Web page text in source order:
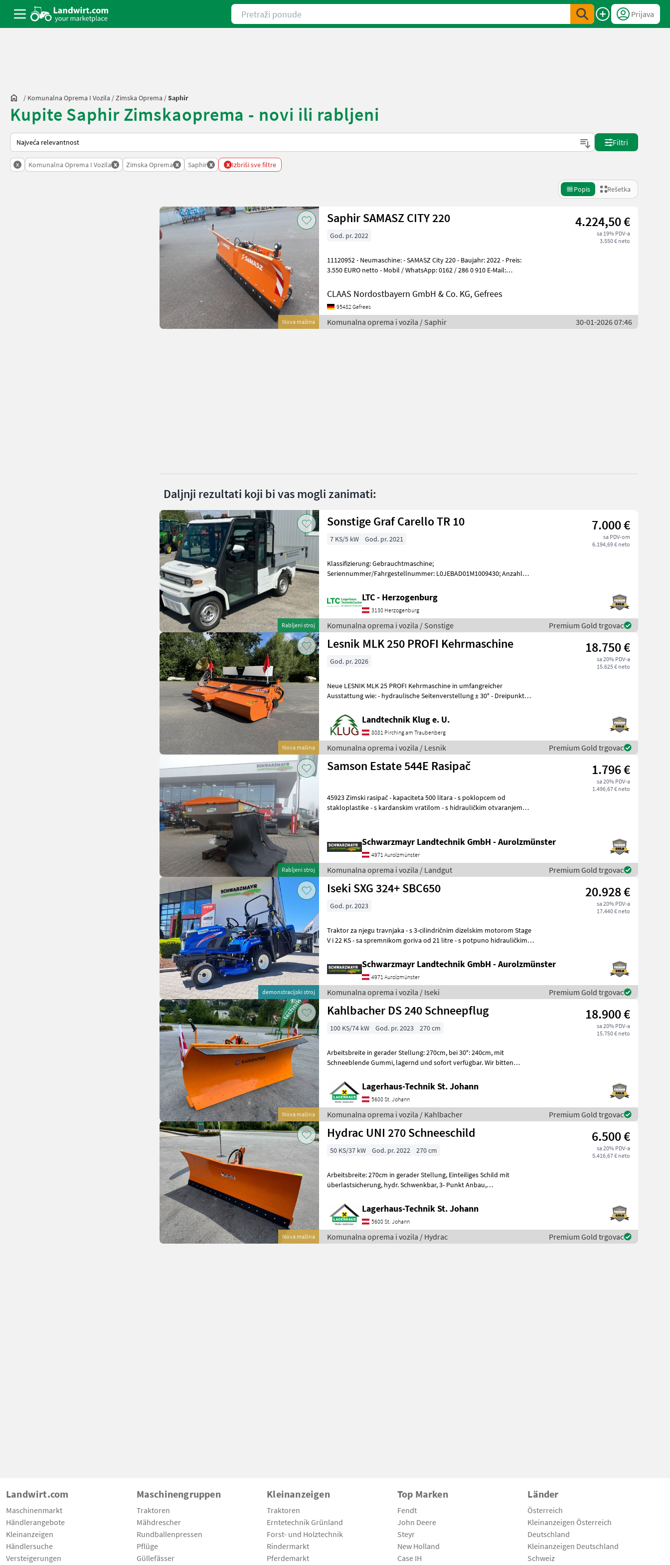
Pretraži ponude
Prijava
/ Komunalna Oprema I Vozila /Zimska Oprema /Saphir
Kupite Saphir Zimskaoprema - novi ili rabljeni
Tako se sortira na Landwirt.com
Filtri
x Komunalna Oprema I Vozila x Zimska Oprema x Saphir x x Izbriši sve filtre
Popis Rešetka
Nova mašina
Saphir SAMASZ CITY 220 4.224,50 €
sa 19% PDV-a
3.550 € neto
God. pr. 2022
11120952 - Neumaschine: - SAMASZ City 220 - Baujahr: 2022 - Preis:
3.550 EURO netto - Mobil / WhatsApp: 0162 / 286 0 910 E-Mail:
CLAAS Nordostbayern GmbH & Co. KG, Gefrees
95482 Gefrees
Komunalna oprema i vozila / Saphir 30-01-2026 07:46
Daljnji rezultati koji bi vas mogli zanimati:
Rabljeni stroj
Sonstige Graf Carello TR 10 7.000 €
sa PDV-om
6.194,69 € neto
7 KS/5 kW God. pr. 2021
Klassifizierung: Gebrauchtmaschine;
Seriennummer/Fahrgestellnummer: L0JEBAD01M1009430; Anzahl
StraßenzulaLTC - Herzogenburg
3130 Herzogenburg
Komunalna oprema i vozila / Sonstige Premium Gold trgovac
Nova mašina
Lesnik MLK 250 PROFI Kehrmaschine 18.750 €
sa 20% PDV-a
15.625 € neto
God. pr. 2026
Neue LESNIK MLK 25 PROFI Kehrmaschine in umfangreicher
Ausstattung wie: - hydraulische Seitenverstellung ± 30° - Dreipunkt
Landtechnik Klug e. U.
8081 Pirching am Traubenberg
Komunalna oprema i vozila / Lesnik Premium Gold trgovac
Rabljeni stroj
Samson Estate 544E Rasipač 1.796 €
sa 20% PDV-a
1.496,67 € neto
45923 Zimski rasipač - kapaciteta 500 litara - s poklopcem od
stakloplastike - s kardanskim vratilom - s hidrauličkim otvaranjem
Schwarzmayr Landtechnik GmbH - Aurolzmünster
4971 Aurolzmünster
Komunalna oprema i vozila / Landgut Premium Gold trgovac
demonstracijski stroj
Iseki SXG 324+ SBC650 20.928 €
sa 20% PDV-a
17.440 € neto
God. pr. 2023
Traktor za njegu travnjaka - s 3-cilindričnim dizelskim motorom Stage
V i 22 KS - sa spremnikom goriva od 21 litre - s potpuno hidrauličkim
Schwarzmayr Landtechnik GmbH - Aurolzmünster
4971 Aurolzmünster
Komunalna oprema i vozila / Iseki Premium Gold trgovac
Nova mašina
Kahlbacher DS 240 Schneepflug 18.900 €
sa 20% PDV-a
15.750 € neto
100 KS/74 kW God. pr. 2023 270 cm
Arbeitsbreite in gerader Stellung: 270cm, bei 30°: 240cm, mit
Schneeblende Gummi, lagernd und sofort verfügbar. Wir bitten
Lagerhaus-Technik St. Johann
5600 St. Johann
Komunalna oprema i vozila / Kahlbacher Premium Gold trgovac
Nova mašina
Hydrac UNI 270 Schneeschild 6.500 €
sa 20% PDV-a
5.416,67 € neto
50 KS/37 kW God. pr. 2022 270 cm
Arbeitsbreite: 270cm in gerader Stellung, Einteiliges Schild mit
überlastsicherung, hydr. Schwenkbar, 3- Punkt Anbau,
Lagerhaus-Technik St. Johann
5600 St. Johann
Komunalna oprema i vozila / Hydrac Premium Gold trgovac
Landwirt.com
Maschinenmarkt
Händlerangebote
Kleinanzeigen
Händlersuche
Versteigerungen
Maschinengruppen
Traktoren
Mähdrescher
Rundballenpressen
Pflüge
Güllefässer
Kleinanzeigen
Traktoren
Erntetechnik Grünland
Forst- und Holztechnik
Rindermarkt
Pferdemarkt
Top Marken
Fendt
John Deere
Steyr
New Holland
Case IH
Länder
Österreich
Kleinanzeigen Österreich
Deutschland
Kleinanzeigen Deutschland
Schweiz